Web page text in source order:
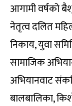
आगामी वर्षको
नेतृत्व दलित
निकाय, युवा
सामाजिक
अभियानवाट
बालबालिका,